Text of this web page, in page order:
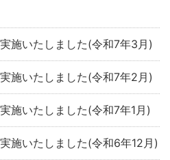
施いたしました(令和7年3月)
施いたしました(令和7年2月)
施いたしました(令和7年1月)
施いたしました(令和6年12月)